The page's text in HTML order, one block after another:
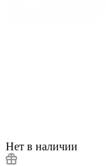
Нет в наличии